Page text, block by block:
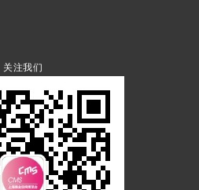
关注我们